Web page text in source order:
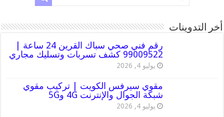
أخر التدوينات
رقم فني صحي سباك القرين 24 ساعة |
99009522 كشف تسربات وتسليك مجاري
يوليو 4, 2026
مقوي سيرفس الكويت | تركيب مقوي
شبكة الجوال والإنترنت 4G و5G
يوليو 4, 2026